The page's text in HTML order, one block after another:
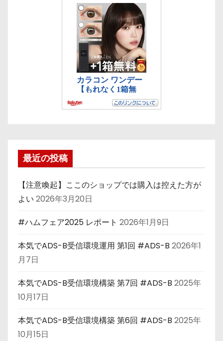
最近の投稿
【注意喚起】ここのショップでは購入は控えた方が
よい 2026年3月20日
#ハムフェア2025 レポート 2026年1月9日
本気でADS-B受信環境運用 第1回 #ADS-B 2026年1
月7日
本気でADS-B受信環境構築 第7回 #ADS-B 2025年
10月17日
本気でADS-B受信環境構築 第6回 #ADS-B 2025年
10月15日